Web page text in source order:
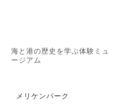
海と港の歴史を学ぶ体験ミュ
ージアム
メリケンパーク